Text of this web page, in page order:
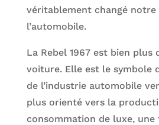
véritablement changé
l’automobile.
La Rebel 1967 est bien plus
voiture. Elle est le symbole
de l’industrie automobile
plus orienté vers la
consommation de luxe, une